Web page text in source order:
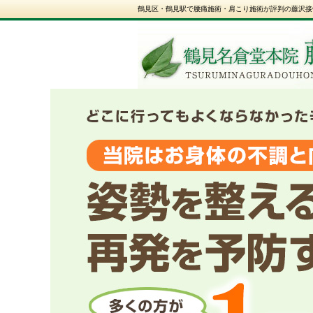
鶴見区・鶴見駅で腰痛施術・肩こり施術が評判の藤沢